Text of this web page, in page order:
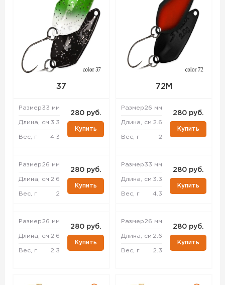
37
Размер33 мм
Длина, см 3.3
Вес, г 4.3
280 руб.
Купить
Размер26 мм
Длина, см 2.6
Вес, г 2
280 руб.
Купить
Размер26 мм
Длина, см 2.6
Вес, г 2.3
280 руб.
Купить
72M
Размер26 мм
Длина, см 2.6
Вес, г 2
280 руб.
Купить
Размер33 мм
Длина, см 3.3
Вес, г 4.3
280 руб.
Купить
Размер26 мм
Длина, см 2.6
Вес, г 2.3
280 руб.
Купить